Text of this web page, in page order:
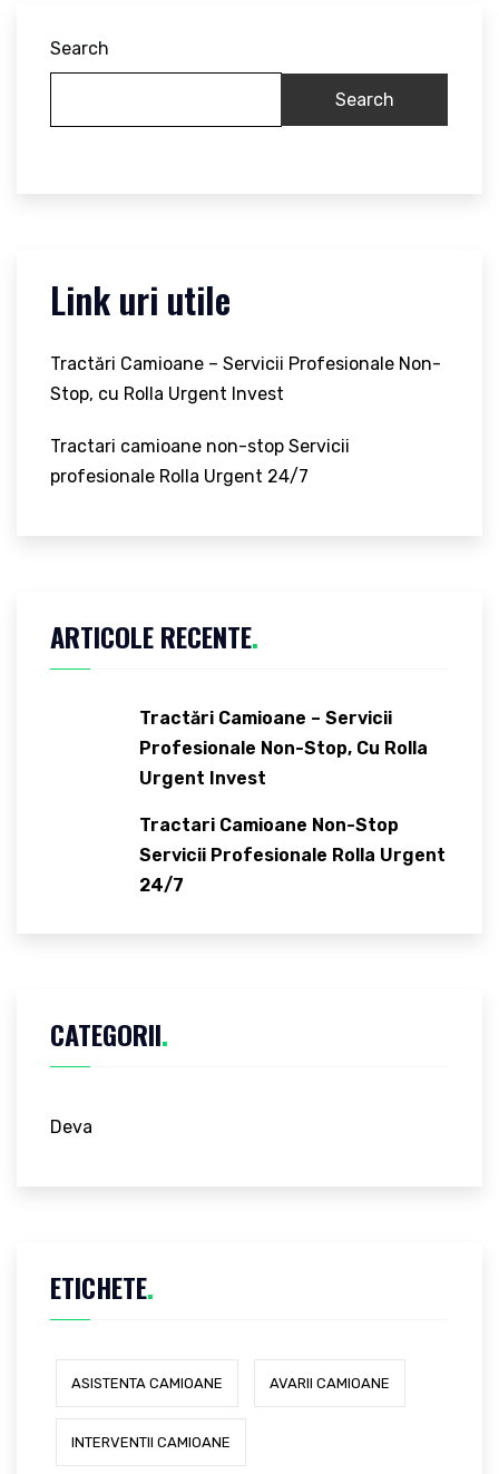
Search
Search
Link uri utile
Tractări Camioane – Servicii Profesionale Non-
Stop, cu Rolla Urgent Invest
Tractari camioane non-stop Servicii
profesionale Rolla Urgent 24/7
ARTICOLE RECENTE.
Tractări Camioane – Servicii
Profesionale Non-Stop, Cu Rolla
Urgent Invest
Tractari Camioane Non-Stop
Servicii Profesionale Rolla Urgent
24/7
CATEGORII.
Deva
ETICHETE.
ASISTENTA CAMIOANE AVARII CAMIOANE
INTERVENTII CAMIOANE